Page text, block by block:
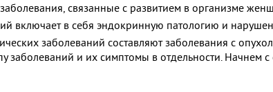
заболевания, связанные с развитием в организме
включает в себя эндокринную патологию и
заболеваний составляют заболевания с
заболеваний и их симптомы в отдельности. Начнем